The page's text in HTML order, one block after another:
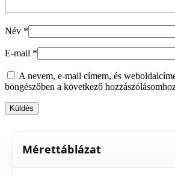
Név *
E-mail *
A nevem, e-mail címem, és
böngészőben a következő
Mérettáblázat